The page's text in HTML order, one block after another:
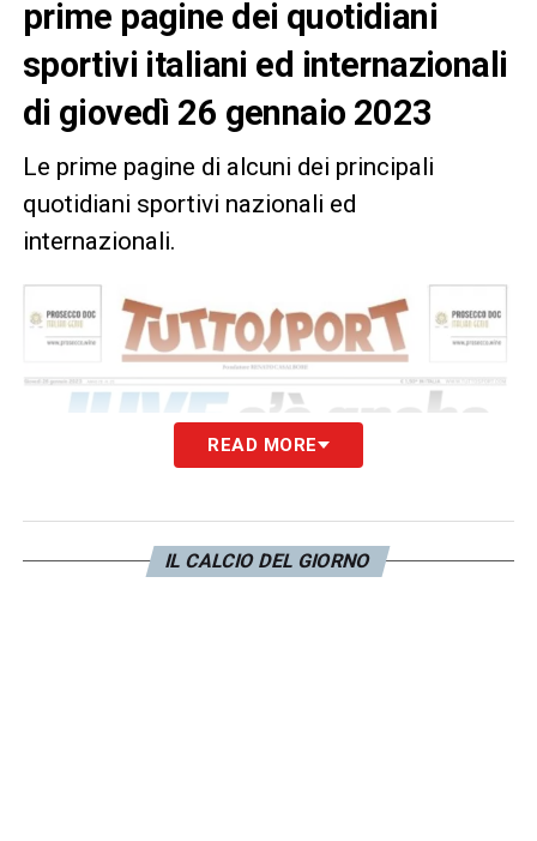
prime pagine dei quotidiani
sportivi italiani ed internazionali
di giovedì 26 gennaio 2023
Le prime pagine di alcuni dei principali
quotidiani sportivi nazionali ed
internazionali.
READ MORE
IL CALCIO DEL GIORNO